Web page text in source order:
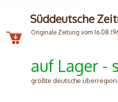
Süddeutsche
Originale Zeitung vom
auf Lager -
größte deutsche